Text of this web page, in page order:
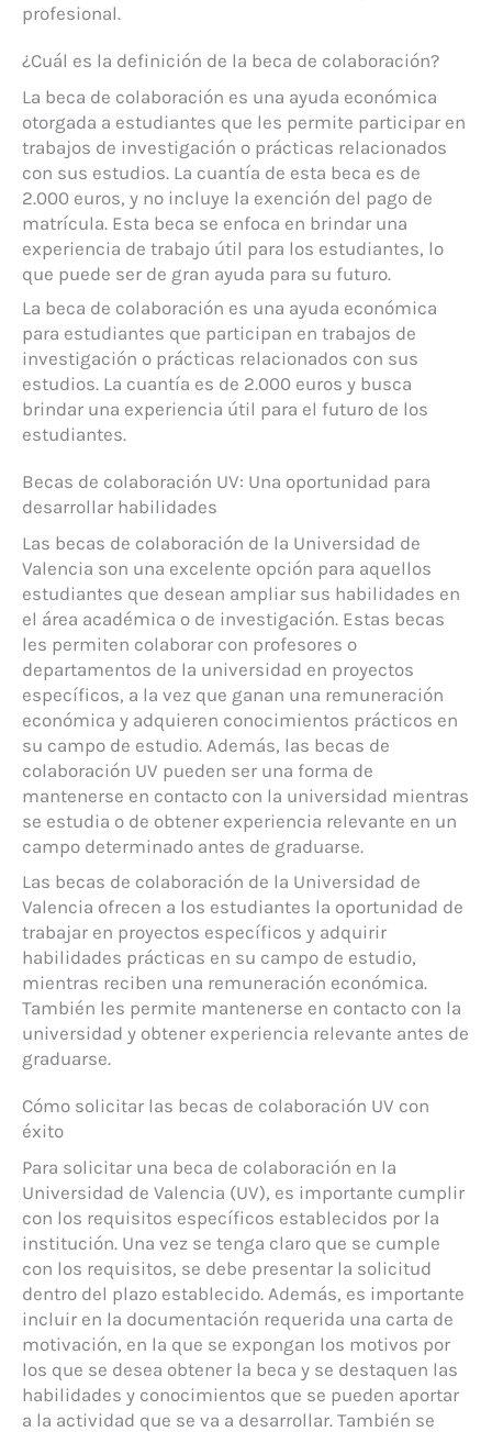
profesional.
¿Cuál es la definición de la beca de colaboración?
La beca de colaboración es una ayuda económica
otorgada a estudiantes que les permite participar en
trabajos de investigación o prácticas relacionados
con sus estudios. La cuantía de esta beca es de
2.000 euros, y no incluye la exención del pago de
matrícula. Esta beca se enfoca en brindar una
experiencia de trabajo útil para los estudiantes, lo
que puede ser de gran ayuda para su futuro.
La beca de colaboración es una ayuda económica
para estudiantes que participan en trabajos de
investigación o prácticas relacionados con sus
estudios. La cuantía es de 2.000 euros y busca
brindar una experiencia útil para el futuro de los
estudiantes.
Becas de colaboración UV: Una oportunidad para
desarrollar habilidades
Las becas de colaboración de la Universidad de
Valencia son una excelente opción para aquellos
estudiantes que desean ampliar sus habilidades en
el área académica o de investigación. Estas becas
les permiten colaborar con profesores o
departamentos de la universidad en proyectos
específicos, a la vez que ganan una remuneración
económica y adquieren conocimientos prácticos en
su campo de estudio. Además, las becas de
colaboración UV pueden ser una forma de
mantenerse en contacto con la universidad mientras
se estudia o de obtener experiencia relevante en un
campo determinado antes de graduarse.
Las becas de colaboración de la Universidad de
Valencia ofrecen a los estudiantes la oportunidad de
trabajar en proyectos específicos y adquirir
habilidades prácticas en su campo de estudio,
mientras reciben una remuneración económica.
También les permite mantenerse en contacto con la
universidad y obtener experiencia relevante antes de
graduarse.
Cómo solicitar las becas de colaboración UV con
éxito
Para solicitar una beca de colaboración en la
Universidad de Valencia (UV), es importante cumplir
con los requisitos específicos establecidos por la
institución. Una vez se tenga claro que se cumple
con los requisitos, se debe presentar la solicitud
dentro del plazo establecido. Además, es importante
incluir en la documentación requerida una carta de
motivación, en la que se expongan los motivos por
los que se desea obtener la beca y se destaquen las
habilidades y conocimientos que se pueden aportar
a la actividad que se va a desarrollar. También se